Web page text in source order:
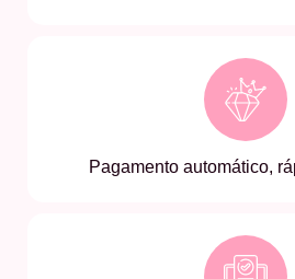
Pagamento automático,